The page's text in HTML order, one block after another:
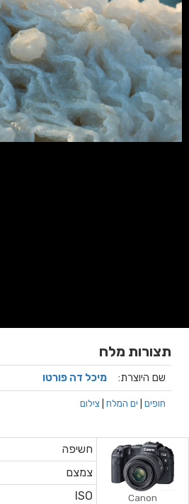
תצורות מלח
שם היוצרת: מיכל דה פורטו
חופים ים המלח צילום
חשיפה
צמצם
ISO
Canon